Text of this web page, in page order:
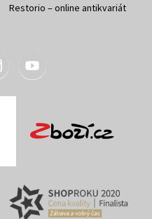
Restorio – online antikvariát